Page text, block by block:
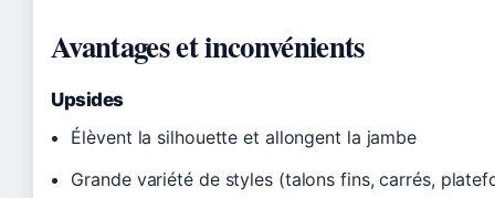
Avantages et inconvénients
Upsides
Élèvent la silhouette et allongent la jambe
Grande variété de styles (talons fins, carrés,